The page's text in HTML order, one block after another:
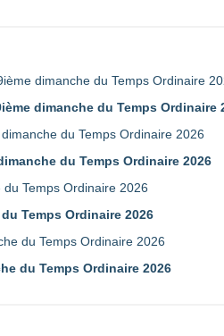
dimanche du Temps Ordinaire
du Temps Ordinaire 2026
Temps Ordinaire 2026
du Temps Ordinaire 2026